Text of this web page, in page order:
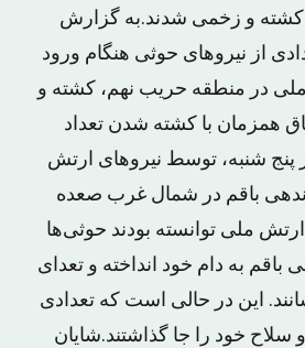
و زخمی شدند.به گزارش
از نیروهای حوثی هنگام ورود
ملی در منطقه حریب نهم، کشته و
همزمان با کشته شدن تعداد
پنج شنبه، توسط نیروهای ارتش
باقم در شمال غرب صعده
ملی توانسته بودند حوثی‌ها
باقم به دام خود انداخته و تعدای
این در حالی است که تعدادی
و سلاح خود را جا گذاشتند.شایان